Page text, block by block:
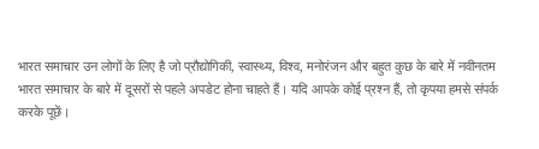
भारत समाचार उन लोगों के लिए है जो प्रौद्योगिकी, स्वास्थ्य, विश्व, मनोरंजन और बहुत कुछ के बारे में नवीनतम
भारत समाचार के बारे में दूसरों से पहले अपडेट होना चाहते हैं। यदि आपके कोई प्रश्न हैं, तो कृपया हमसे संपर्क
करके पूछें।